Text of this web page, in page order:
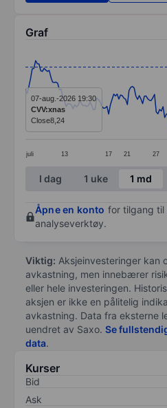
Graf
Line chart with 143 data
The chart has 1 X axis
The chart has 1 Y axis
juli 13 17 21 27
07-aug.-2026 19:30
CVV:xnas
Close8,24
End of interactive chart.
I dag 1 uke 1 md
Åpne en konto for tilgang til
analyseverktøy.
Viktig: Aksjeinvesteringer kan
avkastning, men innebærer
eller hele investeringen.
aksjen er ikke en pålitelig
avkastning. Data fra eksterne
uendret av Saxo. Se
data.
Kurser
Bid
Ask